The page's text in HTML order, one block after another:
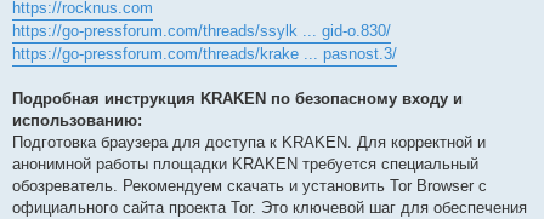
https://rocknus.com
https://go-pressforum.com/threads/ssylk ... gid-o.830/
https://go-pressforum.com/threads/krake ... pasnost.3/
Подробная инструкция KRAKEN по безопасному входу и
использованию:
Подготовка браузера для доступа к KRAKEN. Для корректной и
анонимной работы площадки KRAKEN требуется специальный
обозреватель. Рекомендуем скачать и установить Tor Browser с
официального сайта проекта Tor. Это ключевой шаг для обеспечения